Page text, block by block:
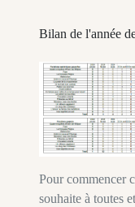
Bilan de l'année
Pour commencer
souhaite à toutes